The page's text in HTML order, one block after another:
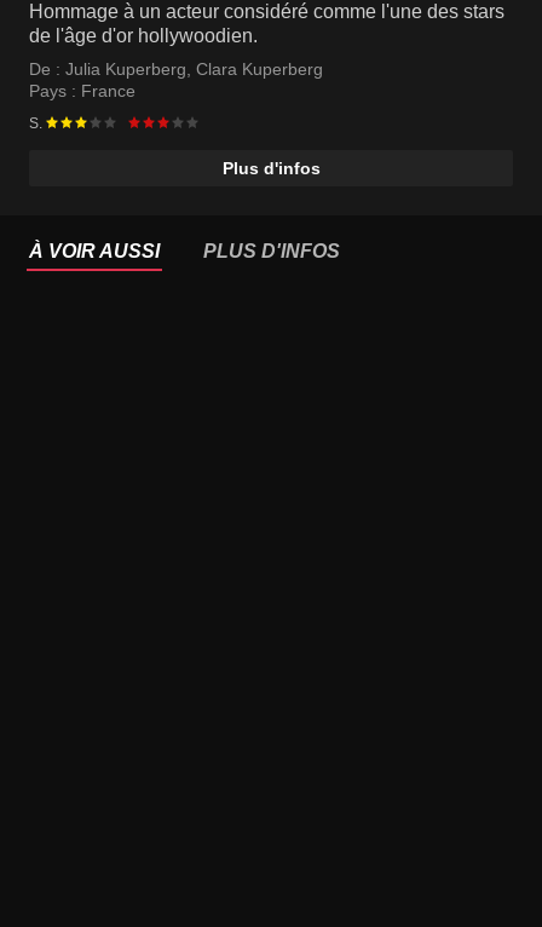
Hommage à un acteur considéré comme l'une des stars
de l'âge d'or hollywoodien.
De : Julia Kuperberg Clara Kuperberg
Pays : France
S.
Plus d'infos
À VOIR AUSSI PLUS D'INFOS